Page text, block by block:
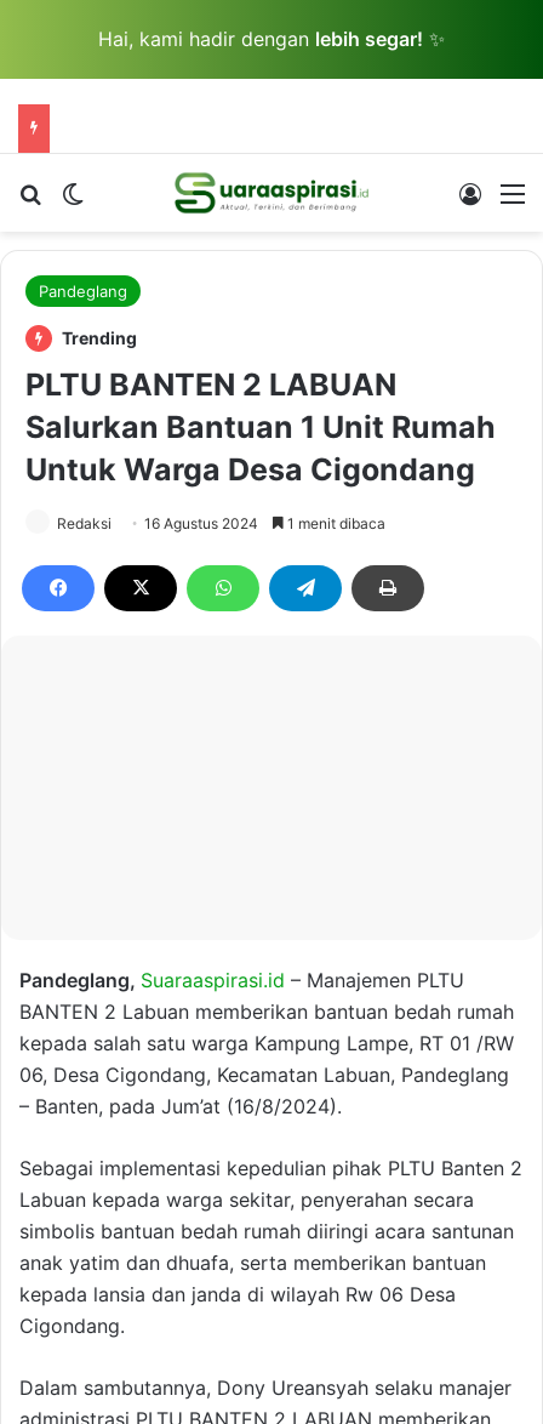
Hai, kami hadir dengan lebih segar! ✨
Cari berita...Switch skin Log In
Pandeglang
Trending
PLTU BANTEN 2 LABUAN
Salurkan Bantuan 1 Unit Rumah
Untuk Warga Desa Cigondang
Redaksi 16 Agustus 2024 1 menit dibaca
Pandeglang, Suaraaspirasi.id – Manajemen PLTU
BANTEN 2 Labuan memberikan bantuan bedah rumah
kepada salah satu warga Kampung Lampe, RT 01 /RW
06, Desa Cigondang, Kecamatan Labuan, Pandeglang
– Banten, pada Jum’at (16/8/2024).
Sebagai implementasi kepedulian pihak PLTU Banten 2
Labuan kepada warga sekitar, penyerahan secara
simbolis bantuan bedah rumah diiringi acara santunan
anak yatim dan dhuafa, serta memberikan bantuan
kepada lansia dan janda di wilayah Rw 06 Desa
Cigondang.
Dalam sambutannya, Dony Ureansyah selaku manajer